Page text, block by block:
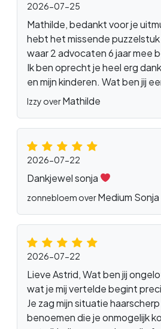
2026-07-25
Mathilde, bedankt voor je
hebt het missende
waar 2 advocaten 6 jaar mee
Ik ben oprecht je heel erg
en mijn kinderen. Wat ben jij
Izzy overMathilde
2026-07-22
Dankjewel sonja
zonnebloem overMedium Sonja
2026-07-22
Lieve Astrid, Wat ben jij
wat je mij vertelde begint
Je zag mijn situatie
benoemen die je onmogelijk